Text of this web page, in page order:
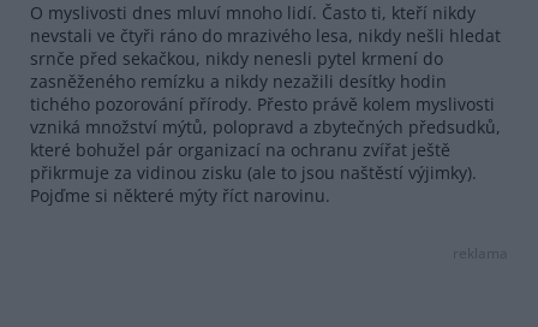
O myslivosti dnes mluví mnoho lidí. Často ti, kteří nikdy
nevstali ve čtyři ráno do mrazivého lesa, nikdy nešli hledat
srnče před sekačkou, nikdy nenesli pytel krmení do
zasněženého remízku a nikdy nezažili desítky hodin
tichého pozorování přírody. Přesto právě kolem myslivosti
vzniká množství mýtů, polopravd a zbytečných předsudků,
které bohužel pár organizací na ochranu zvířat ještě
přikrmuje za vidinou zisku (ale to jsou naštěstí výjimky).
Pojďme si některé mýty říct narovinu.
reklama